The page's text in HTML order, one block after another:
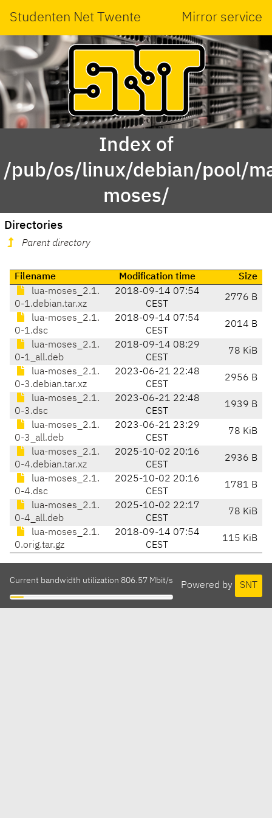
Studenten Net Twente Mirror service
Index of
/pub/os/linux/debian/pool/
moses/
Directories
Parent directory
Filename Modification time
Size
lua-moses_2.1.
0-1.debian.tar.xz
2018-09-14 07:54
CEST
2776 B
lua-moses_2.1.
0-1.dsc
2018-09-14 07:54
CEST
2014 B
lua-moses_2.1.
0-1_all.deb
2018-09-14 08:29
CEST
78 KiB
lua-moses_2.1.
0-3.debian.tar.xz
2023-06-21 22:48
CEST
2956 B
lua-moses_2.1.
0-3.dsc
2023-06-21 22:48
CEST
1939 B
lua-moses_2.1.
0-3_all.deb
2023-06-21 23:29
CEST
78 KiB
lua-moses_2.1.
0-4.debian.tar.xz
2025-10-02 20:16
CEST
2936 B
lua-moses_2.1.
0-4.dsc
2025-10-02 20:16
CEST
1781 B
lua-moses_2.1.
0-4_all.deb
2025-10-02 22:17
CEST
78 KiB
lua-moses_2.1.
0.orig.tar.gz
2018-09-14 07:54
CEST
115 KiB
Powered by SNT
Current bandwidth utilization 806.57 Mbit/s